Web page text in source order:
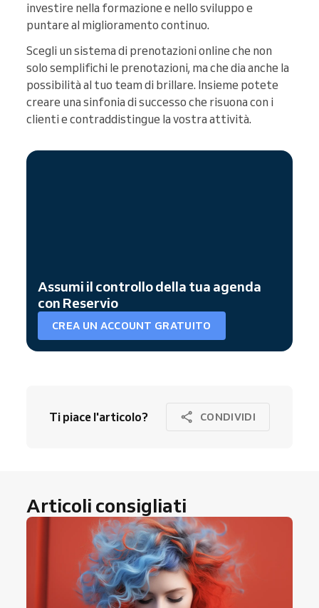
investire nella formazione e nello sviluppo e
puntare al miglioramento continuo.
Scegli un sistema di prenotazioni online che non
solo semplifichi le prenotazioni, ma che dia anche la
possibilità al tuo team di brillare. Insieme potete
creare una sinfonia di successo che risuona con i
clienti e contraddistingue la vostra attività.
Assumi il controllo della tua agenda
con Reservio
CREA UN ACCOUNT GRATUITO
Ti piace l'articolo? CONDIVIDI
Articoli consigliati